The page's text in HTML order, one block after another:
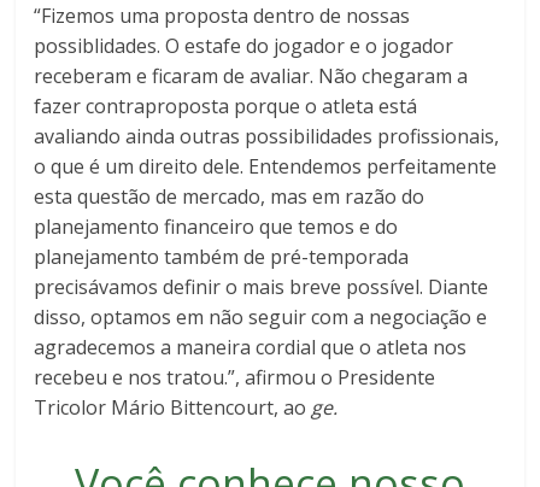
“Fizemos uma proposta dentro de nossas
possiblidades. O estafe do jogador e o jogador
receberam e ficaram de avaliar. Não chegaram a
fazer contraproposta porque o atleta está
avaliando ainda outras possibilidades profissionais,
o que é um direito dele. Entendemos perfeitamente
esta questão de mercado, mas em razão do
planejamento financeiro que temos e do
planejamento também de pré-temporada
precisávamos definir o mais breve possível. Diante
disso, optamos em não seguir com a negociação e
agradecemos a maneira cordial que o atleta nos
recebeu e nos tratou.”, afirmou o Presidente
Tricolor Mário Bittencourt, ao ge.